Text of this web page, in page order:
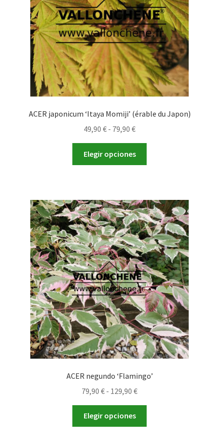
en
la
página
de
producto
ACER japonicum ‘Itaya Momiji’ (érable du Japon)
49,90 € - 79,90 €Rango
precios:
desde
79,90 €
Elegir opciones
Las
opciones
se
pueden
elegir
en
la
página
de
producto
ACER negundo ‘Flamingo’
79,90 € - 129,90 €Rango
desde
Elegir opciones